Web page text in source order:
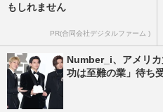
もしれません
PR(合同会社デジタルファーム )
Number_i、アメリ
功は至難の業」待ち